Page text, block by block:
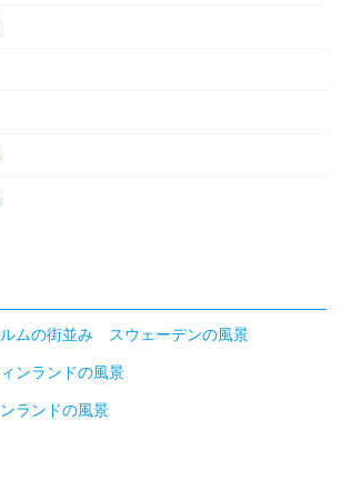
ムの街並み スウェーデンの風景
ンランドの風景
ランドの風景